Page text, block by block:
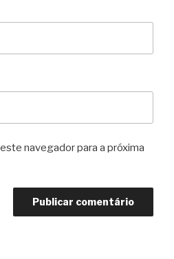
navegador para a próxima